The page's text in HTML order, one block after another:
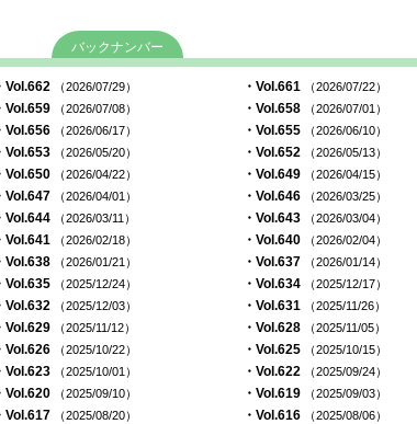
バックナンバー
Vol.662 （2026/07/29） ・Vol.661 （2026/07/22）
Vol.659 （2026/07/08） ・Vol.658 （2026/07/01）
Vol.656 （2026/06/17） ・Vol.655 （2026/06/10）
Vol.653 （2026/05/20） ・Vol.652 （2026/05/13）
Vol.650 （2026/04/22） ・Vol.649 （2026/04/15）
Vol.647 （2026/04/01） ・Vol.646 （2026/03/25）
Vol.644 （2026/03/11） ・Vol.643 （2026/03/04）
Vol.641 （2026/02/18） ・Vol.640 （2026/02/04）
Vol.638 （2026/01/21） ・Vol.637 （2026/01/14）
Vol.635 （2025/12/24） ・Vol.634 （2025/12/17）
Vol.632 （2025/12/03） ・Vol.631 （2025/11/26）
Vol.629 （2025/11/12） ・Vol.628 （2025/11/05）
Vol.626 （2025/10/22） ・Vol.625 （2025/10/15）
Vol.623 （2025/10/01） ・Vol.622 （2025/09/24）
Vol.620 （2025/09/10） ・Vol.619 （2025/09/03）
Vol.617 （2025/08/20） ・Vol.616 （2025/08/06）